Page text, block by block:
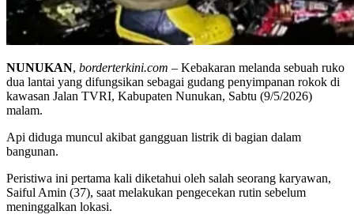
NUNUKAN, borderterkini.com – Kebakaran melanda sebuah ruko
dua lantai yang difungsikan sebagai gudang penyimpanan rokok di
kawasan Jalan TVRI, Kabupaten Nunukan, Sabtu (9/5/2026)
malam.
Api diduga muncul akibat gangguan listrik di bagian dalam
bangunan.
Peristiwa ini pertama kali diketahui oleh salah seorang karyawan,
Saiful Amin (37), saat melakukan pengecekan rutin sebelum
meninggalkan lokasi.